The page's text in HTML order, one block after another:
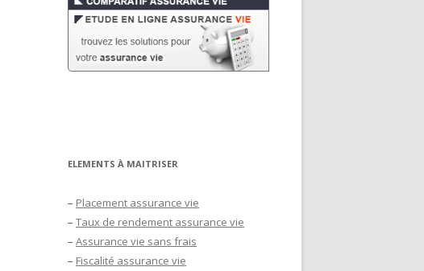
ELEMENTS À MAITRISER
– Placement assurance vie
– Taux de rendement assurance vie
– Assurance vie sans frais
– Fiscalité assurance vie